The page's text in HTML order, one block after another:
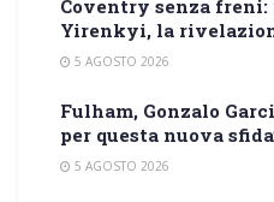
Coventry senza freni:
Yirenkyi, la
5 AGOSTO 2026
Fulham, Gonzalo
per questa nuova
5 AGOSTO 2026